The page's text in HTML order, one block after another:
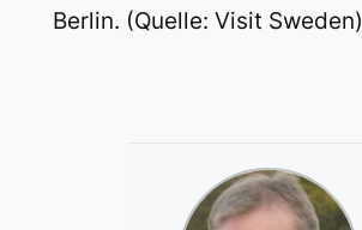
Berlin. (Quelle: Visit Sweden)